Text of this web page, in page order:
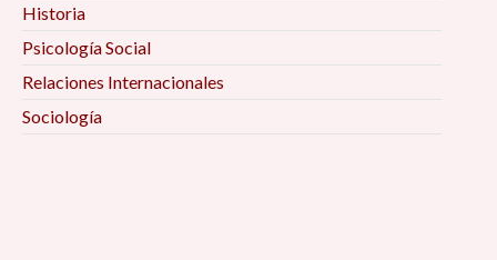
Historia
Psicología Social
Relaciones Internacionales
Sociología